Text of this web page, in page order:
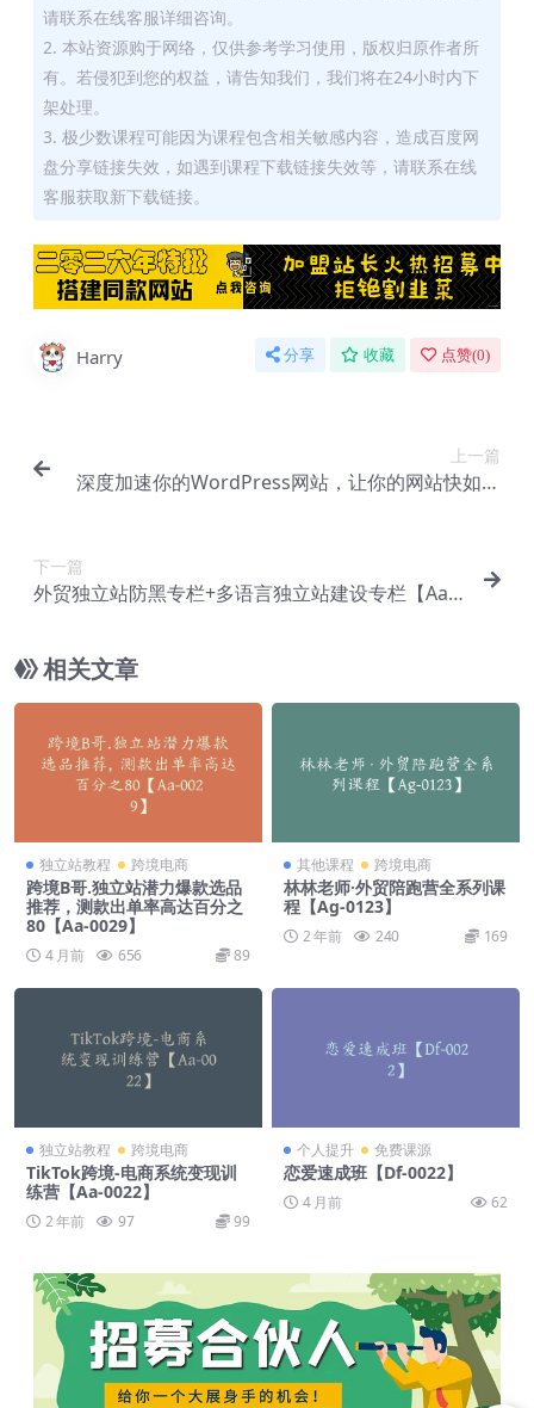
请联系在线客服详细咨询。
2. 本站资源购于网络，仅供参考学习使用，版权归原作者所
有。若侵犯到您的权益，请告知我们，我们将在24小时内下
架处理。
3. 极少数课程可能因为课程包含相关敏感内容，造成百度网
盘分享链接失效，如遇到课程下载链接失效等，请联系在线
客服获取新下载链接。
Harry 分享 收藏 点赞(0)
上一篇
深度加速你的WordPress网站，让你的网站快如闪
下一篇
外贸独立站防黑专栏+多语言独立站建设专栏【Aa-0
相关文章
独立站教程 跨境电商
跨境B哥.独立站潜力爆款选品
推荐，测款出单率高达百分之
80【Aa-0029】
4 月前 656 89
其他课程 跨境电商
林林老师·外贸陪跑营全系列课
程【Ag-0123】
2 年前 240 169
独立站教程 跨境电商
TikTok跨境-电商系统变现训
练营【Aa-0022】
2 年前 97 99
个人提升 免费课源
恋爱速成班【Df-0022】
4 月前 62